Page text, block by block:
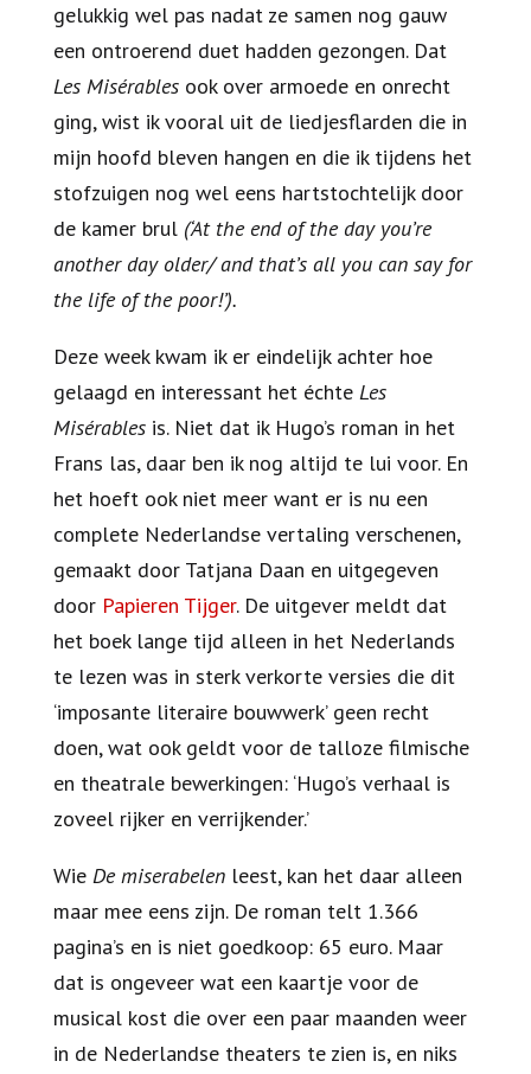
gelukkig wel pas nadat ze samen nog gauw
een ontroerend duet hadden gezongen. Dat
Les Misérablesook over armoede en onrecht
ging, wist ik vooral uit de liedjesflarden die in
mijn hoofd bleven hangen en die ik tijdens het
stofzuigen nog wel eens hartstochtelijk door
de kamer brul (‘At the end of the day you’re
another day older/ and that’s all you can say for
the life of the poor!’).
Deze week kwam ik er eindelijk achter hoe
gelaagd en interessant het échte Les
Misérablesis. Niet dat ik Hugo’s roman in het
Frans las, daar ben ik nog altijd te lui voor. En
het hoeft ook niet meer want er is nu een
complete Nederlandse vertaling verschenen,
gemaakt door Tatjana Daan en uitgegeven
door Papieren Tijger. De uitgever meldt dat
het boek lange tijd alleen in het Nederlands
te lezen was in sterk verkorte versies die dit
‘imposante literaire bouwwerk’ geen recht
doen, wat ook geldt voor de talloze filmische
en theatrale bewerkingen: ‘Hugo’s verhaal is
zoveel rijker en verrijkender.’
Wie De miserabelenleest, kan het daar alleen
maar mee eens zijn. De roman telt 1.366
pagina’s en is niet goedkoop: 65 euro. Maar
dat is ongeveer wat een kaartje voor de
musical kost die over een paar maanden weer
in de Nederlandse theaters te zien is, en niks